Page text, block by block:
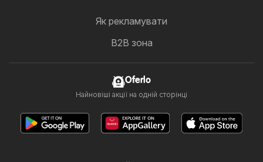
Як рекламувати
B2B зона
Oferlo
Найновіші акції на одній сторінці